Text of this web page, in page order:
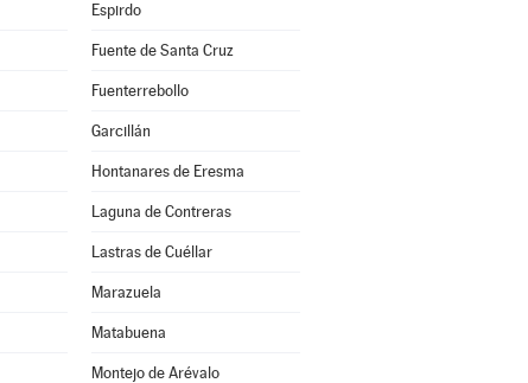
Espirdo
Fuente de Santa Cruz
Fuenterrebollo
Garcillán
Hontanares de Eresma
Laguna de Contreras
Lastras de Cuéllar
Marazuela
Matabuena
Montejo de Arévalo